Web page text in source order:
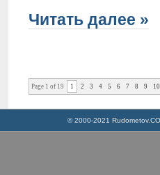
Читать далее »
Page 1 of 19 1 2 3 4 5 6 7 8 9 10
© 2000-2021